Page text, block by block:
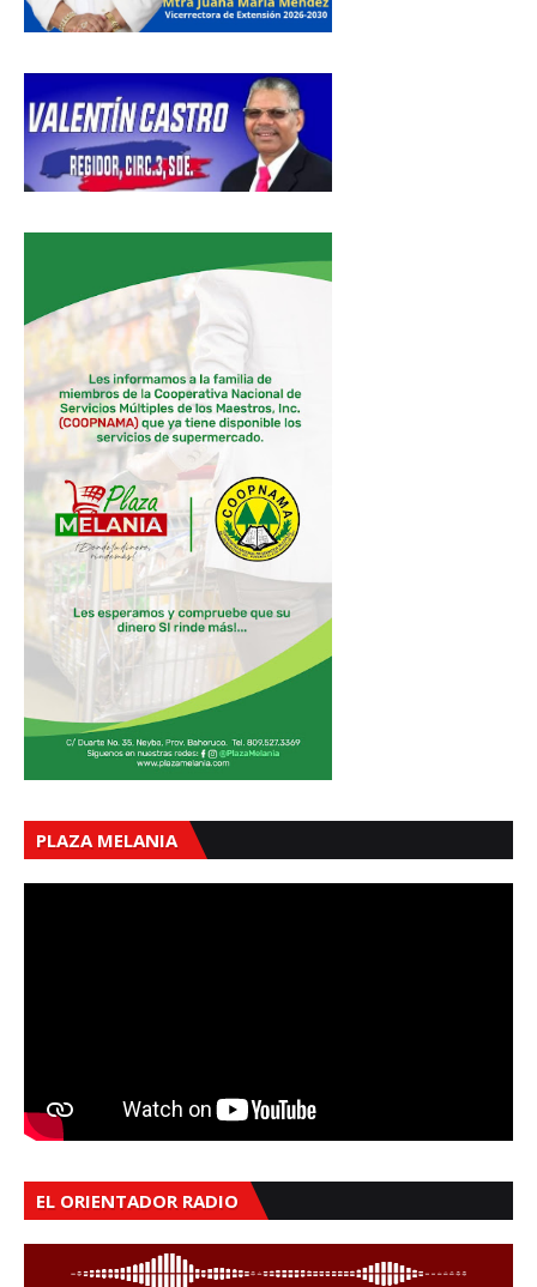
PLAZA MELANIA
EL ORIENTADOR RADIO